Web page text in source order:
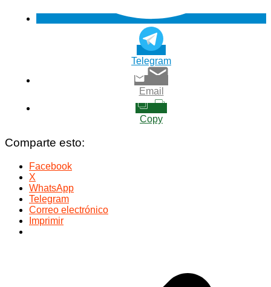
Telegram
Email
Copy
Comparte esto:
Facebook
X
WhatsApp
Telegram
Correo electrónico
Imprimir